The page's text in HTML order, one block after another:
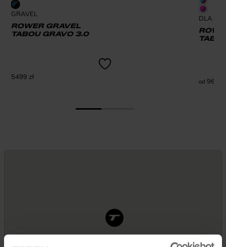
GRAVEL
ROWER GRAVEL
TABOU GRAVO 3.0
5499 zł
DLA
od 969